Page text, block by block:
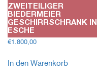
ZWEITEILIGER
BIEDERMEIER
GESCHIRRSCHRANK IN
ESCHE
€1.800,00
In den Warenkorb